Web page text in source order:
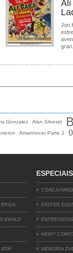
Ali
Jon
Gonzalez Alan Silvestri
Amanhecer Parte 2
BRIDA
EWALD
POR
ESPECIAIS
EASTER
ENTREVISTAS
HEIN?
MEMÓRIA